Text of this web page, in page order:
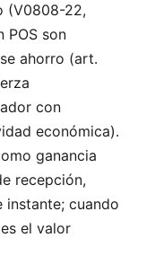
(V0808-22,
POS son
ahorro (art.
con
económica).
ganancia
recepción,
instante; cuando
el valor